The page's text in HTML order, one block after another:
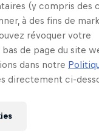
(y compris des
à des fins de
révoquer votre
de page du site
dans notre
directement ci-